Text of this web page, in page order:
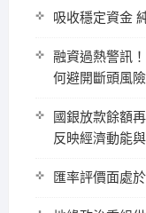
吸收穩定資金
融資過熱警訊
何避開斷頭風險
國銀放款餘額
反映經濟動能
匯率評價面處